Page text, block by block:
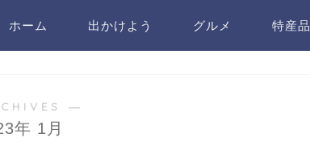
ホーム 出かけよう グルメ 特産品
―
年 1月